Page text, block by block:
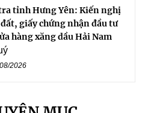
tỉnh Hưng Yên: Kiến nghị
giấy chứng nhận đầu tư
hàng xăng dầu Hải Nam
2026